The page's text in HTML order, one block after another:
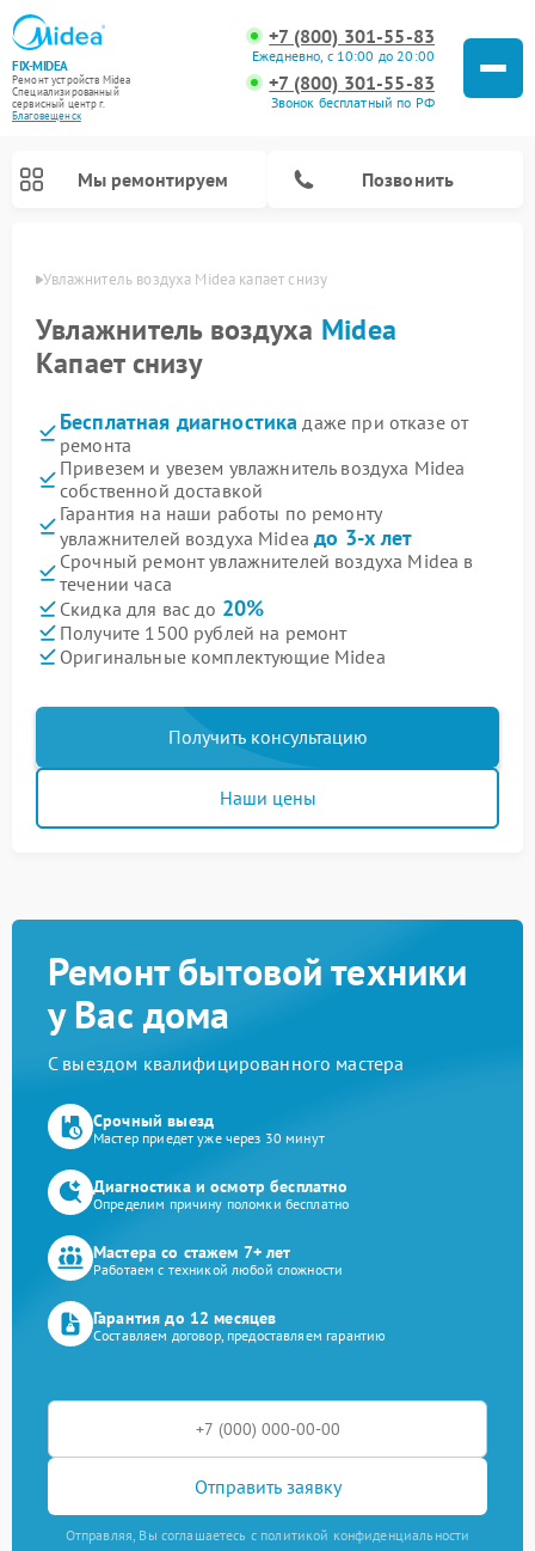
FIX-MIDEA
Ремонт устройств Midea
Специализированный
cервисный центр г.
Благовещенск
+7 (800) 301-55-83
Ежедневно, с 10:00 до 20:00
+7 (800) 301-55-83
Звонок бесплатный по РФ
Мы ремонтируем Позвонить
Увлажнитель воздуха Midea капает снизу
Увлажнитель воздуха Midea
Капает снизу
Бесплатная диагностика даже при отказе от
ремонта
Привезем и увезем увлажнитель воздуха Midea
собственной доставкой
Гарантия на наши работы по ремонту
увлажнителей воздуха Mideaдо 3-х лет
Срочный ремонт увлажнителей воздуха Midea в
течении часа
Скидка для вас до 20%
Получите 1500 рублей на ремонт
Оригинальные комплектующие Midea
Получить консультацию
Наши цены
Ремонт бытовой техники
у Вас дома
С выездом квалифицированного мастера
Срочный выезд
Мастер приедет уже через 30 минут
Диагностика и осмотр бесплатно
Определим причину поломки бесплатно
Мастера со стажем 7+ лет
Работаем с техникой любой сложности
Гарантия до 12 месяцев
Составляем договор, предоставляем гарантию
Отправить заявку
Отправляя, Вы соглашаетесь с политикой конфиденциальности